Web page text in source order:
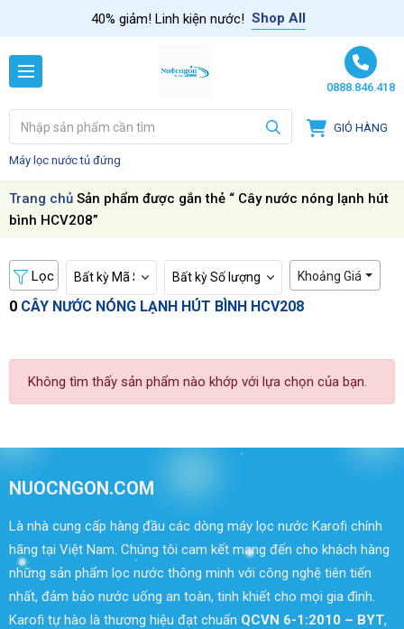
40% giảm! Linh kiện nước! Shop All
0888.846.418
GIỎ HÀNG
Máy lọc nước tủ đứng
Trang chủ Sản phẩm được gắn thẻ “ Cây nước nóng lạnh hút
bình HCV208”
0 CÂY NƯỚC NÓNG LẠNH HÚT BÌNH HCV208
Không tìm thấy sản phẩm nào khớp với lựa chọn của bạn.
Lọc Khoảng Giá
NUOCNGON.COM
Là nhà cung cấp hàng đầu các dòng máy lọc nước Karofi chính
hãng tại Việt Nam. Chúng tôi cam kết mang đến cho khách hàng
những sản phẩm lọc nước thông minh với công nghệ tiên tiến
nhất, đảm bảo nước uống an toàn, tinh khiết cho mọi gia đình.
Karofi tự hào là thương hiệu đạt chuẩn QCVN 6-1:2010 – BYT,